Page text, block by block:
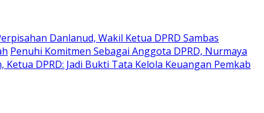
Danlanud, Wakil Ketua DPRD Sambas
Penuhi Komitmen Sebagai Anggota DPRD, Nurmaya
DPRD: Jadi Bukti Tata Kelola Keuangan Pemkab